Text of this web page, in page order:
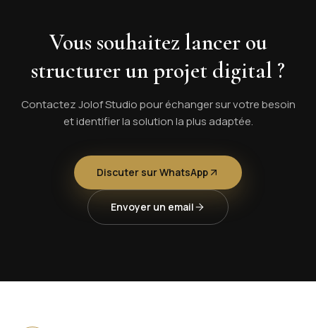
Vous souhaitez lancer ou
structurer un projet digital ?
Contactez Jolof Studio pour échanger sur votre besoin
et identifier la solution la plus adaptée.
Discuter sur WhatsApp
Envoyer un email